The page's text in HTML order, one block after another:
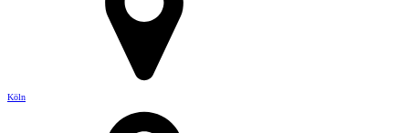
Köln